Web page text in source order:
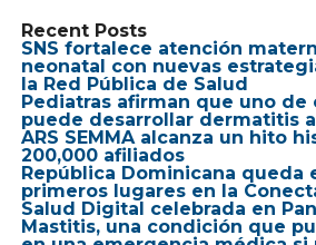
Recent Posts
SNS fortalece atención
neonatal con nuevas
la Red Pública de Salud
Pediatras afirman que uno de
puede desarrollar dermatitis
ARS SEMMA alcanza un hito
200,000 afiliados
República Dominicana queda
primeros lugares en la
Salud Digital celebrada en
Mastitis, una condición que